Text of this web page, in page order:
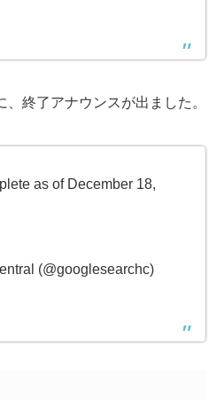
終了アナウンスが出ました。
as of December 18,
(@googlesearchc)